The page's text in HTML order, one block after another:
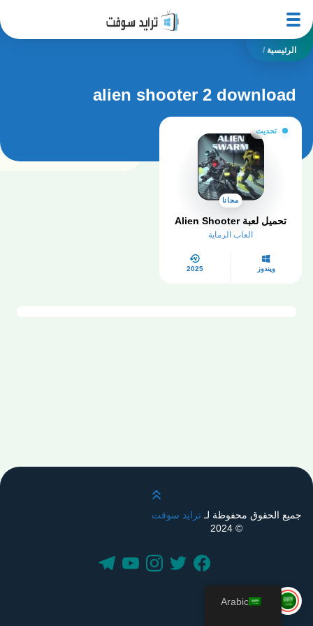
الرئيسية /
alien shooter 2 download
تحديث
مجانا
تحميل لعبة Alien Shooter
العاب الرماية
ويندوز 2025
قم بالتمرير لأعلى
جميع الحقوق محفوظة لـترايد سوفت
© 2024
Arabic